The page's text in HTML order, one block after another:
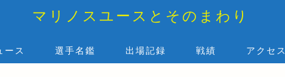
マリノスユースとそのまわり
ース 選手名鑑 出場記録 戦績 アクセス